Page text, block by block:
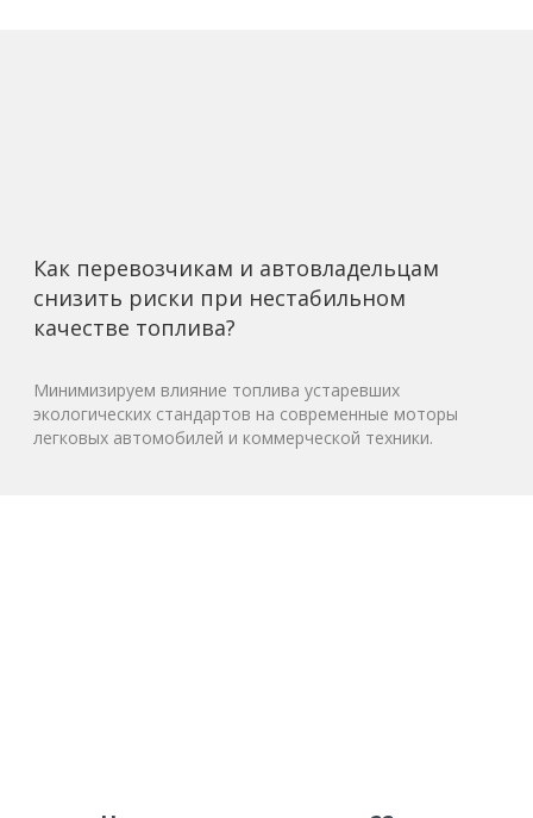
Как перевозчикам и автовладельцам
снизить риски при нестабильном
качестве топлива?
Минимизируем влияние топлива устаревших
экологических стандартов на современные моторы
легковых автомобилей и коммерческой техники.